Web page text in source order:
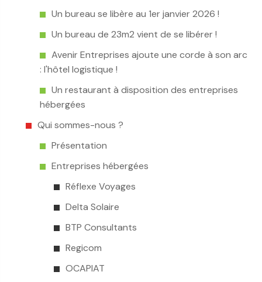
Un bureau se libère au 1er janvier 2026 !
Un bureau de 23m2 vient de se libérer !
Avenir Entreprises ajoute une corde à son arc
: l'hôtel logistique !
Un restaurant à disposition des entreprises
hébergées
Qui sommes-nous ?
Présentation
Entreprises hébergées
Réflexe Voyages
Delta Solaire
BTP Consultants
Regicom
OCAPIAT